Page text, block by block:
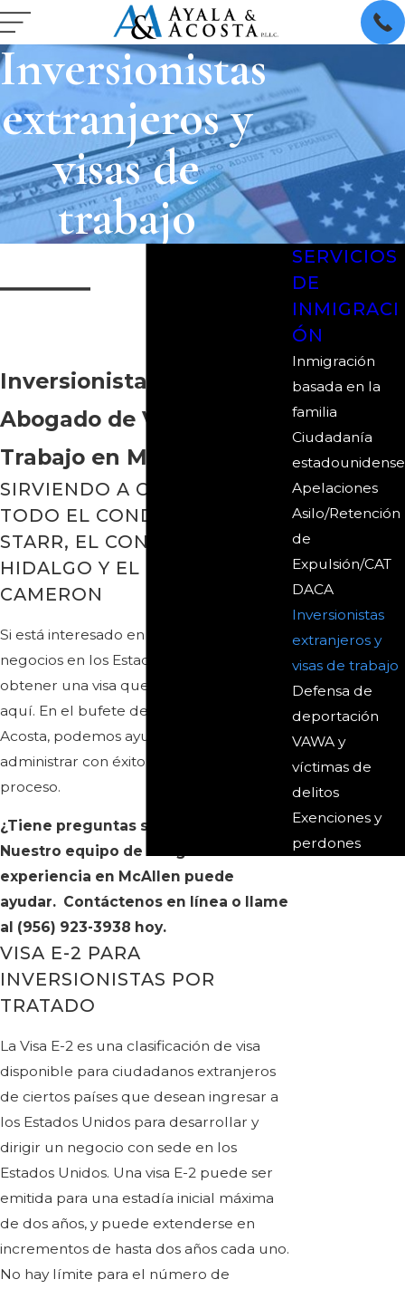
Inversionistas
extranjeros y
visas de
trabajo
Inversionista Extranjero y
Abogado de Visa de
Trabajo en McAllen
SIRVIENDO A CLIENTES EN
TODO EL CONDADO DE
STARR, EL CONDADO DE
HIDALGO Y EL CONDADO DE
CAMERON
Si está interesado en invertir o hacer
negocios en los Estados Unidos, deberá
obtener una visa que le permita trabajar
aquí. En el bufete de abogados Ayala &
Acosta, podemos ayudarlo a navegar y
administrar con éxito este complejo
proceso.
¿Tiene preguntas sobre visas?
Nuestro equipo de abogados con
experiencia en McAllen puede
ayudar. Contáctenos en línea o llame
al (956) 923-3938 hoy.
VISA E-2 PARA
INVERSIONISTAS POR
TRATADO
La Visa E-2 es una clasificación de visa
disponible para ciudadanos extranjeros
de ciertos países que desean ingresar a
los Estados Unidos para desarrollar y
dirigir un negocio con sede en los
Estados Unidos. Una visa E-2 puede ser
emitida para una estadía inicial máxima
de dos años, y puede extenderse en
incrementos de hasta dos años cada uno.
No hay límite para el número de
SERVICIOS
DE
INMIGRACI
ÓN
Inmigración
basada en la
familia
Ciudadanía
estadounidense
Apelaciones
Asilo/Retención
de
Expulsión/CAT
DACA
Inversionistas
extranjeros y
visas de trabajo
Defensa de
deportación
VAWA y
víctimas de
delitos
Exenciones y
perdones